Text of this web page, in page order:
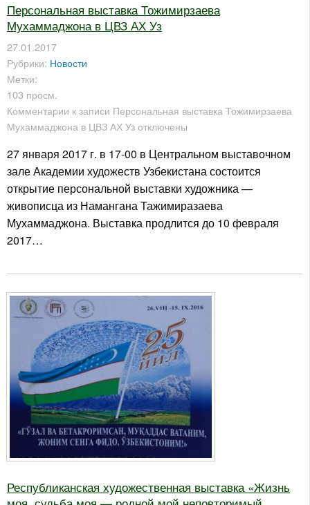
Персональная выставка Тожимирзаева
Мухаммаджона в ЦВЗ АХ Уз
27.01.2017
Рубрики: Новости
Метки:
103 просм.
Комментарии к записи Персональная выставка Тожимирзаева
Мухаммаджона в ЦВЗ АХ Узотключены
27 января 2017 г. в 17-00 в Центральном выставочном
зале Академии художеств Узбекистана состоится
открытие персональной выставки художника —
живописца из Намангана Тажимиразаева
Мухаммаджона. Выставка продлится до 10 февраля
2017…
Республиканская художественная выставка «Жизнь